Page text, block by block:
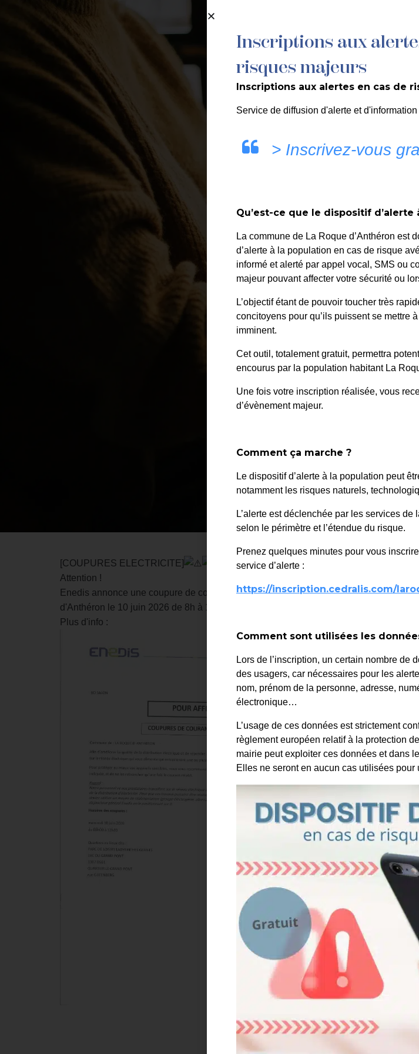
MON QUOTIDIEN
Coupure
Accueil>Actualité>
[COUPURES ELECTRICITE]
Attention !
Enedis annonce une coupure de courant pour certaines rues de la Roque
d'Anthéron le 10 juin 2026 de 8h à 12h30
Plus d'info :
Inscriptions aux
risques majeurs
Inscriptions aux alertes en cas de
Service de diffusion d'alerte et
> Inscrivez-vous
Qu’est-ce que le dispositif d’alerte
La commune de La Roque d’Anthéron est
d’alerte à la population en cas de risque
informé et alerté par appel vocal, SMS ou
majeur pouvant affecter votre sécurité ou
L’objectif étant de pouvoir toucher très
concitoyens pour qu’ils puissent se mettre
imminent.
Cet outil, totalement gratuit, permettra
encourus par la population habitant La
Une fois votre inscription réalisée, vous
d’évènement majeur.
Comment ça marche ?
Le dispositif d’alerte à la population peut
notamment les risques naturels,
L’alerte est déclenchée par les services
selon le périmètre et l’étendue du risque.
Prenez quelques minutes pour vous
service d’alerte :
https://inscription.cedralis.com/
Comment sont utilisées les
Lors de l’inscription, un certain nombre de
des usagers, car nécessaires pour les
nom, prénom de la personne, adresse,
électronique…
L’usage de ces données est strictement
règlement européen relatif à la protection
mairie peut exploiter ces données et dans
Elles ne seront en aucun cas utilisées